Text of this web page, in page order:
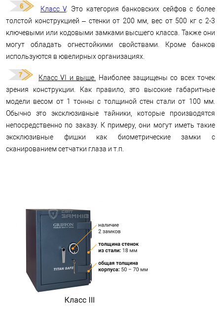
Класc V. Это категория банковских сейфов с более
толстой конструкцией – стенки от 200 мм, вес от 500 кг с 2-3
ключевыми или кодовыми замками высшего класса. Также они
могут обладать огнестойкими свойствами. Кроме банков
используются в ювелирных организациях.
Класс VI и выше. Наиболее защищены со всех точек
зрения конструкции. Как правило, это высокие габаритные
модели весом от 1 тонны с толщиной стен стали от 100 мм.
Обычно это эксклюзивные тайники, которые производятся
непосредственно по заказу. К примеру, они могут иметь такие
эксклюзивные фишки как биометрические замки с
сканированием сетчатки глаза и т.п.